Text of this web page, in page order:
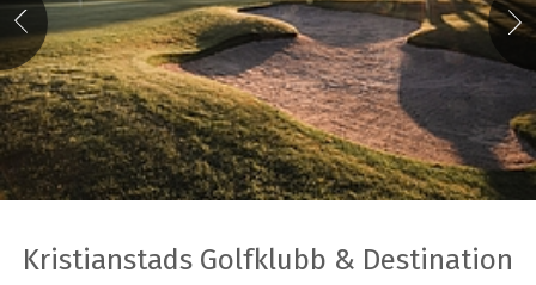
Kristianstads Golfklubb & Destination